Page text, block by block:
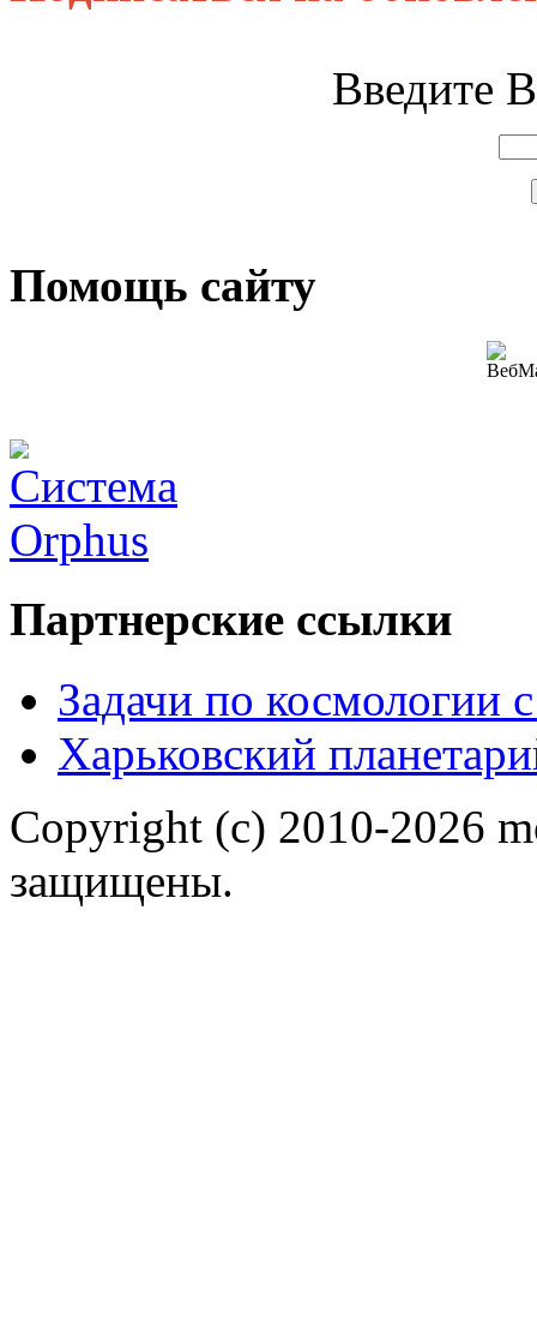
Введите
Помощь сайту
Партнерские ссылки
Задачи по космологии
Харьковский
Copyright (c) 2010-2026
защищены.